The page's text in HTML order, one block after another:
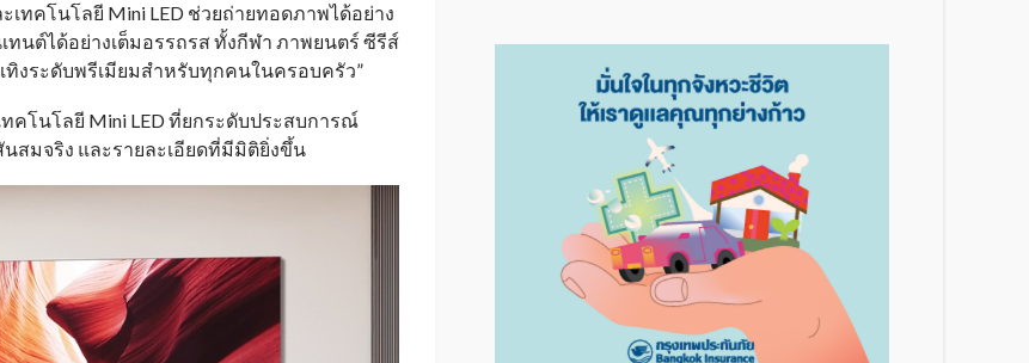
ทคโนโลยี Mini LED ช่วยถ่ายทอดภาพได้อย่าง
นต์ได้อย่างเต็มอรรถรส ทั้งกีฬา ภาพยนตร์ ซีรีส์
งระดับพรีเมียมสำหรับทุกคนในครอบครัว”
คโนโลยี Mini LED ที่ยกระดับประสบการณ์
สมจริง และรายละเอียดที่มีมิติยิ่งขึ้น